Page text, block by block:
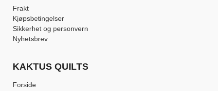
Frakt
Kjøpsbetingelser
Sikkerhet og personvern
Nyhetsbrev
KAKTUS QUILTS
Forside